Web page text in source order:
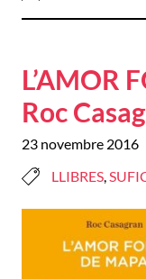
L’AMOR
Roc
23 novembre 2016
LLIBRES